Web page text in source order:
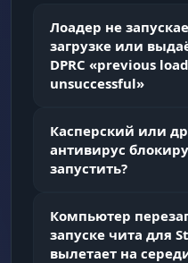
Лоадер не
загрузке или
DPRC «previous
unsuccessful»
Касперский или
антивирус
запустить?
Компьютер
запуске чита для
вылетает на